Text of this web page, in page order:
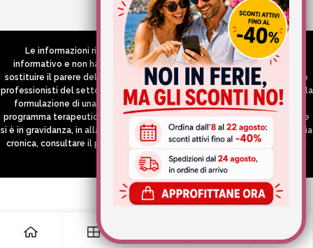
Credits:Aries comunica
Le informazioni riportate nel Sito hanno esclusivamente scopo
informativo e non hanno in alcun modo né la pretesa né l’obiettivo di
sostituire il parere del medico e/o specialista, di altri operatori sanitari o
professionisti del settore che devono in ogni caso essere contattati per la
formulazione di una diagnosi o l’indicazione di un eventuale corretto
programma terapeutico e/o dietetico e/o di integrazione alimentare. Se
si è in gravidanza, in allattamento o si stanno assumendo farmaci in terapia
cronica, consultare il proprio medico curante prima di assumere qualsiasi
integratore.